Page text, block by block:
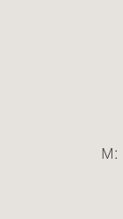
M: